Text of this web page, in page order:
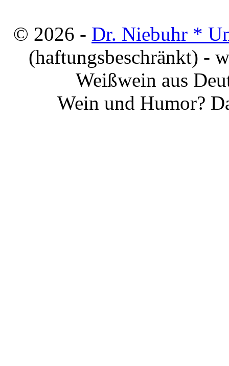
© 2026 - Dr. Niebuhr *
(haftungsbeschränkt) -
Weißwein aus
Wein und Humor?